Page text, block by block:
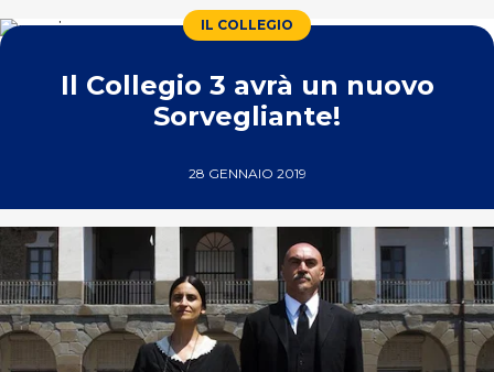
IL COLLEGIO
Il Collegio 3 avrà un nuovo
Sorvegliante!
28 GENNAIO 2019